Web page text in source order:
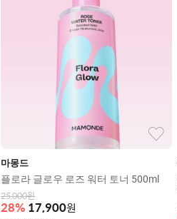
마몽드
플로라 글로우 로즈 워터 토너 500ml
25,000원
28% 17,900원